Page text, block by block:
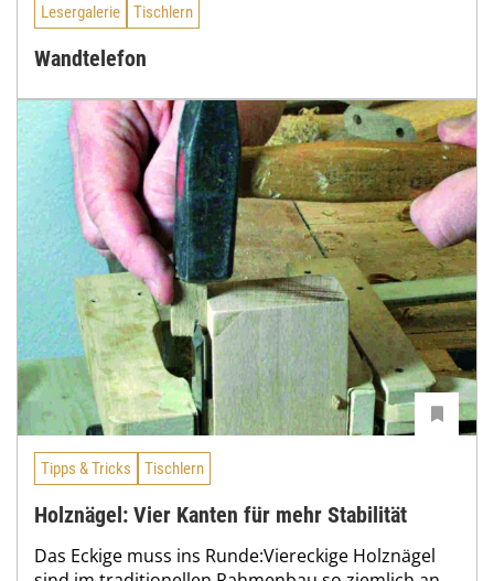
Lesergalerie Tischlern
Wandtelefon
Tipps & Tricks Tischlern
Holznägel: Vier Kanten für mehr Stabilität
Das Eckige muss ins Runde:Viereckige Holznägel